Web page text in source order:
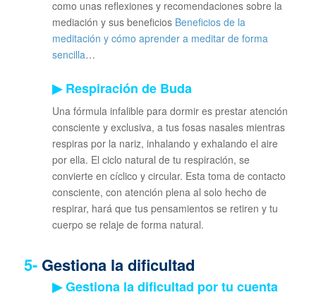
como unas reflexiones y recomendaciones sobre la
mediación y sus beneficios Beneficios de la
meditación y cómo aprender a meditar de forma
sencilla…
▶Respiración de Buda
Una fórmula infalible para dormir es prestar atención
consciente y exclusiva, a tus fosas nasales mientras
respiras por la nariz, inhalando y exhalando el aire
por ella. El ciclo natural de tu respiración, se
convierte en cíclico y circular. Esta toma de contacto
consciente, con atención plena al solo hecho de
respirar, hará que tus pensamientos se retiren y tu
cuerpo se relaje de forma natural.
5-Gestiona la dificultad
▶ Gestiona la dificultad por tu cuenta